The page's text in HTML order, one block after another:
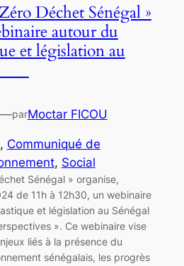
Déchet Sénégal »
autour du
et législation au
—parMoctar FICOU
, Communiqué de
, Social
Sénégal » organise,
de 11h à 12h30, un webinaire
et législation au Sénégal
». Ce webinaire vise
liés à la présence du
sénégalais, les progrès